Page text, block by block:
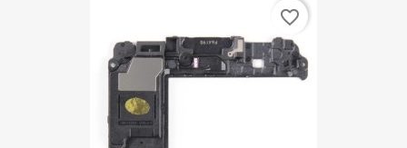
favorite_border